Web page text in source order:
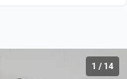
1 / 14